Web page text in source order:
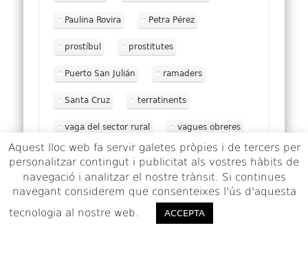
Paulina Rovira Petra Pérez
prostíbul prostitutes
Puerto San Julián ramaders
Santa Cruz terratinents
vaga del sector rural vagues obreres
X Regiment de Cavalleria de l'exèrcit argentí
Yrigoyen
Did you like this article? Share it with your
Aquest lloc web fa servir galetes pròpies i de tercers per
personalitzar contingut i publicitat als vostres hàbits de
navegació i analitzar el nostre trànsit. Si continues
navegant considerem que consenteixes l'ús d'aquesta
tecnologia al nostre web.
ACCEPTA